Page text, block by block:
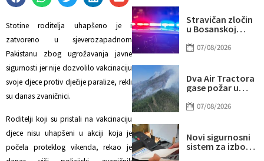
Stotine roditelja uhapšeno je i
zatvoreno u sjeverozapadnom
Pakistanu zbog ugrožavanja javne
sigurnosti jer nije dozvolilo vakcinaciju
svoje djece protiv dječije paralize, rekli
su danas zvaničnici.
Roditelji koji su pristali na vakcinaciju
djece nisu uhapšeni u akciji koja je
počela proteklog vikenda, rekao je
za koju se živi
Stravičan zločin
u Bosanskoj
ubila muža
07/08/2026
Dva Air Tractora
gase požar u
subotu stiže i
07/08/2026
Novi sigurnosni
sistem za izbore